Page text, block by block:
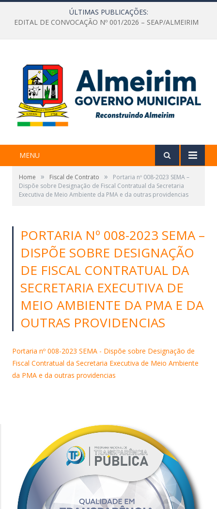
ÚLTIMAS PUBLICAÇÕES:
EDITAL DE CONVOCAÇÃO Nº 001/2026 – SEAP/ALMEIRIM
MENU
Home » Fiscal de Contrato »
Portaria nº 008-2023 SEMA –
Dispõe sobre Designação de Fiscal Contratual da Secretaria
Executiva de Meio Ambiente da PMA e da outras providencias
PORTARIA Nº 008-2023 SEMA –
DISPÕE SOBRE DESIGNAÇÃO
DE FISCAL CONTRATUAL DA
SECRETARIA EXECUTIVA DE
MEIO AMBIENTE DA PMA E DA
OUTRAS PROVIDENCIAS
Portaria nº 008-2023 SEMA - Dispõe sobre Designação de
Fiscal Contratual da Secretaria Executiva de Meio Ambiente
da PMA e da outras providencias